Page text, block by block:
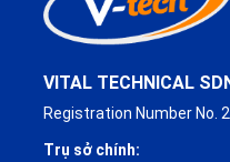
VITAL TECHNICAL
Registration Number No.
Trụ sở chính: